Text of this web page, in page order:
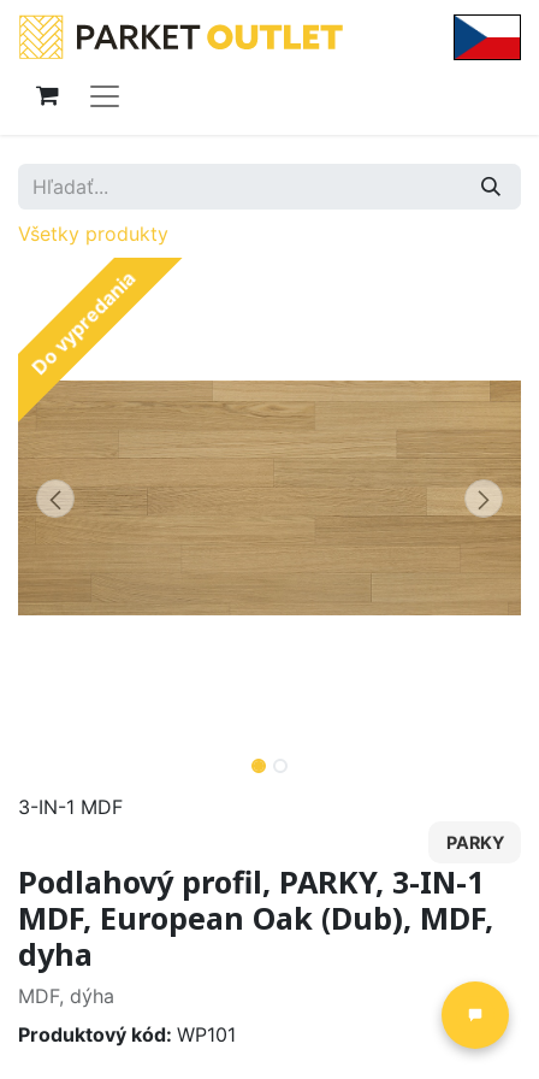
Všetky produkty
Do vypredania
3-IN-1 MDF
PARKY
Podlahový profil, PARKY, 3-IN-1
MDF, European Oak (Dub), MDF,
dyha
MDF, dýha
Produktový kód: WP101